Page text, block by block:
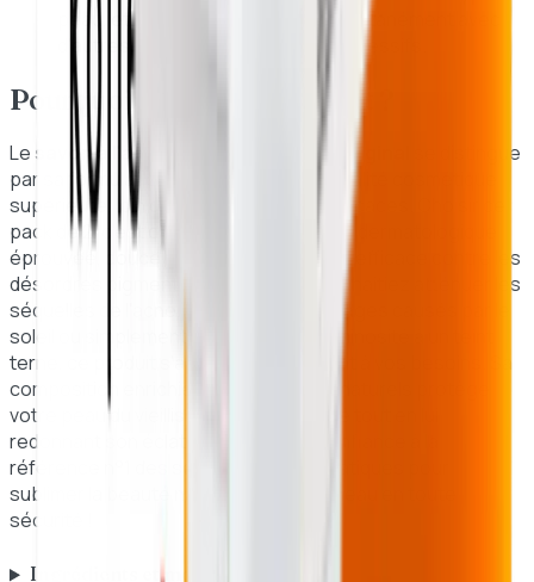
peau, et évitez de le combiner simultanément avec
d'autres produits éclaircissants agressifs.
Pourquoi choisir ce produit ?
Le savon à l'acide kojique Kojie San original
se distingue
par sa formulation authentique et de qualité cosmétique
supérieure, loin des contrefaçons inefficaces. Choisir ce
pack de 2, c'est opter pour une solution dermatologique
éprouvée, douce mais redoutablement efficace contre les
désordres pigmentaires. Que vous souhaitiez atténuer les
séquelles de l'acné, corriger les dommages causés par le
soleil ou simplement redonner de la luminosité à un teint
terne, ce produit s'adapte parfaitement à vos besoins. Sa
composition enrichie en antioxydants naturels protège
votre peau du vieillissement prématuré tout en lui
redonnant son éclat naturel. Faites confiance à la
référence n°1 des soins clarifiants asiatiques pour
sublimer la beauté naturelle de votre peau en toute
sécurité !
Ingrédients et mode d'emploi